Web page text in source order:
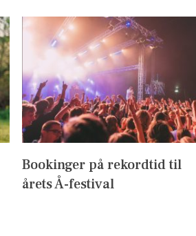
Bookinger på rekordtid til
årets Å-festival